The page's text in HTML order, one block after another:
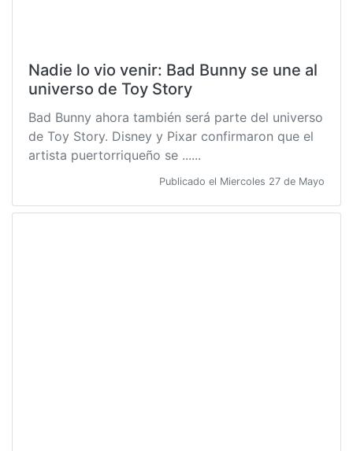
Nadie lo vio venir: Bad Bunny se une al
universo de Toy Story
Bad Bunny ahora también será parte del universo
de Toy Story. Disney y Pixar confirmaron que el
artista puertorriqueño se ......
Publicado el Miercoles 27 de Mayo